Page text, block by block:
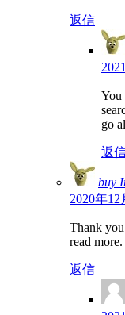
返信
You
go
返
buy
2020年
Thank
read
返信